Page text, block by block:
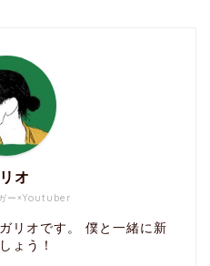
ー×Youtuber
オ
リオです。 僕と一緒に新
ょう！